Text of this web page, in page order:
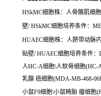
HSkMC细胞株：人骨骼肌细
壁/ HSkMC细胞培养条件：
HUAEC细胞株：人脐带动脉
贴壁/ HUAEC细胞培养条件：
人HC-A细胞\人软骨细胞(HC-
乳腺 癌细胞(MDA-MB-468-
小鼠F9细胞\小鼠畸胎 瘤细胞